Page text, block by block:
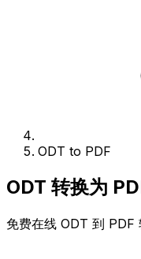
ODT to PDF
ODT 转换为
免费在线 ODT 到 PDF